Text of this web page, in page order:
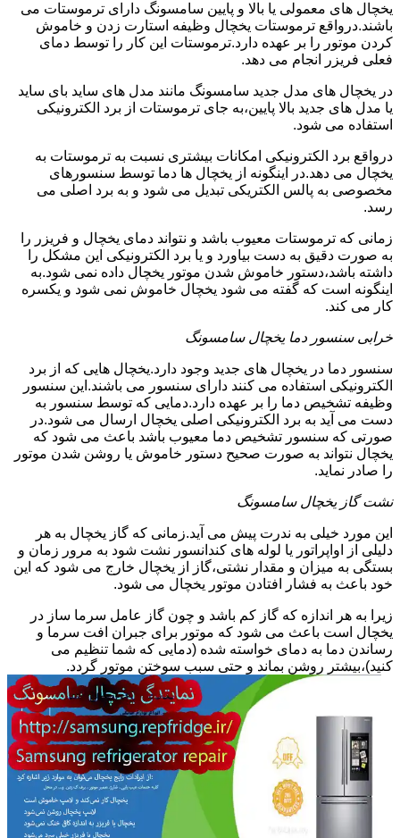
یخچال های معمولی یا بالا و پایین سامسونگ دارای ترموستات می
باشند.درواقع ترموستات یخچال وظیفه استارت زدن و خاموش
کردن موتور را بر عهده دارد.ترموستات این کار را توسط دمای
فعلی فریزر انجام می دهد.
در یخچال های مدل جدید سامسونگ مانند مدل های ساید بای ساید
یا مدل های جدید بالا پایین،به جای ترموستات از برد الکترونیکی
استفاده می شود.
درواقع برد الکترونیکی امکانات بیشتری نسبت به ترموستات به
یخچال می دهد.در اینگونه از یخچال ها دما توسط سنسورهای
مخصوصی به پالس الکتریکی تبدیل می شود و به برد اصلی می
رسد.
زمانی که ترموستات معیوب باشد و نتواند دمای یخچال و فریزر را
به صورت دقیق به دست بیاورد و یا برد الکترونیکی این مشکل را
داشته باشد،دستور خاموش شدن موتور یخچال داده نمی شود.به
اینگونه است که گفته می شود یخچال خاموش نمی شود و یکسره
کار می کند.
خرابی سنسور دما یخچال سامسونگ
سنسور دما در یخچال های جدید وجود دارد.یخچال هایی که از برد
الکترونیکی استفاده می کنند دارای سنسور می باشند.این سنسور
وظیفه تشخیص دما را بر عهده دارد.دمایی که توسط سنسور به
دست می آید به برد الکترونیکی اصلی یخچال ارسال می شود.در
صورتی که سنسور تشخیص دما معیوب باشد باعث می شود که
یخچال نتواند به صورت صحیح دستور خاموش یا روشن شدن موتور
را صادر نماید.
نشت گاز یخچال سامسونگ
این مورد خیلی به ندرت پیش می آید.زمانی که گاز یخچال به هر
دلیلی از اواپراتور یا لوله های کندانسور نشت شود به مرور زمان و
بستگی به میزان و مقدار نشتی،گاز از یخچال خارج می شود که این
خود باعث به فشار افتادن موتور یخچال می شود.
زیرا به هر اندازه که گاز کم باشد و چون گاز عامل سرما ساز در
یخچال است باعث می شود که موتور برای جبران افت سرما و
رساندن دما به دمای خواسته شده (دمایی که شما تنظیم می
کنید)،بیشتر روشن بماند و حتی سبب سوختن موتور گردد.